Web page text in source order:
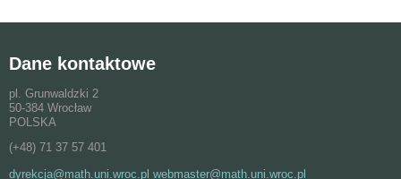
Dane kontaktowe
pl. Grunwaldzki 2
50-384 Wrocław
POLSKA
(+48) 71 37 57 401
dyrekcja@math.uni.wroc.pl webmaster@math.uni.wroc.pl